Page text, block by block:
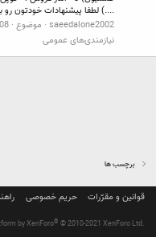
....) لطفا پیشنهادات خودتون رو
saeedalone2002 موضوع
نیازمندی‌های عمومی
برچسب ها
قوانین و مقرّرات حریم خصوصی
by XenForo® © 2010-2021 XenForo Ltd.